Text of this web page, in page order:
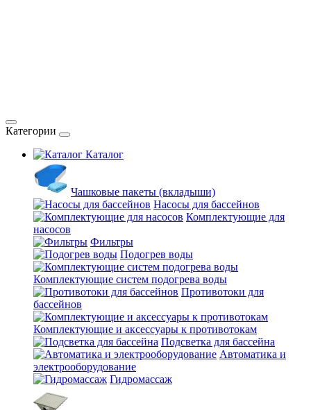
Категории
Каталог
Чашковые пакеты (вкладыши)
Насосы для бассейнов
Комплектующие для
насосов
Фильтры
Подогрев воды
Комплектующие систем подогрева воды
Противотоки для
бассейнов
Комплектующие и аксессуары к противотокам
Подсветка для бассейна
Автоматика и
электрооборудование
Гидромассаж